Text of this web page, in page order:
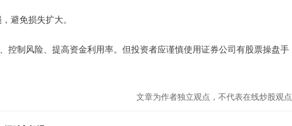
避免损失扩大。
控制风险、提高资金利用率。但投资者应谨慎使用证券公司有股票操盘手
文章为作者独立观点，不代表在线炒股观点